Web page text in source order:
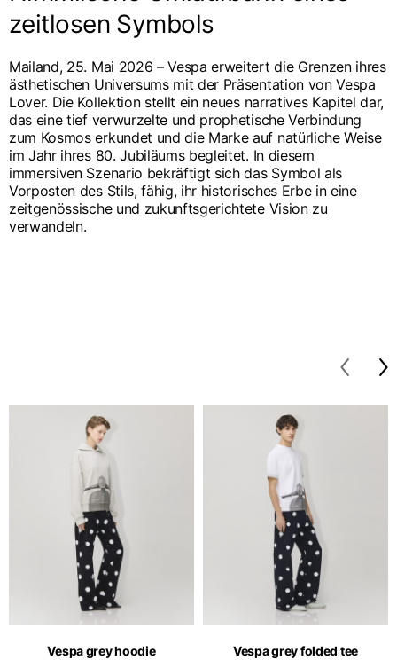
zeitlosen Symbols
Mailand, 25. Mai 2026 – Vespa erweitert die Grenzen ihres
ästhetischen Universums mit der Präsentation von Vespa
Lover. Die Kollektion stellt ein neues narratives Kapitel dar,
das eine tief verwurzelte und prophetische Verbindung
zum Kosmos erkundet und die Marke auf natürliche Weise
im Jahr ihres 80. Jubiläums begleitet. In diesem
immersiven Szenario bekräftigt sich das Symbol als
Vorposten des Stils, fähig, ihr historisches Erbe in eine
zeitgenössische und zukunftsgerichtete Vision zu
verwandeln.
Vespa grey hoodie
Vespa grey folded tee
Niederlande
Niederländisch
Spanien
Englisch
Spanien
Spanisch
Türkei
Englisch
Englisch
Englisch